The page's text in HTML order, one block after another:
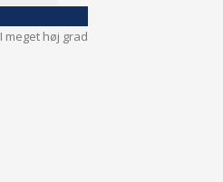
I meget høj grad